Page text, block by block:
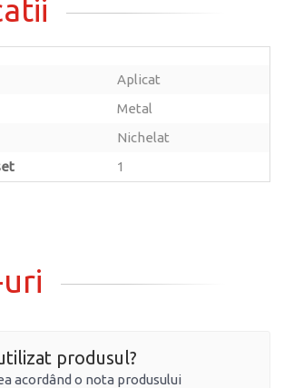
Aplicat
Metal
Nichelat
1
produsul?
acordând o nota produsului